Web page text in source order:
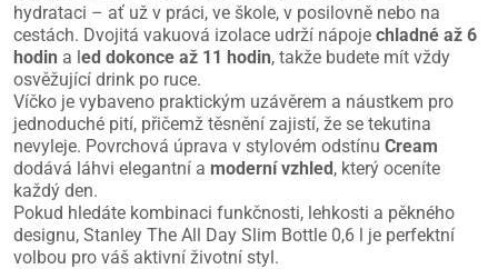
hydrataci – ať už v práci, ve škole, v posilovně nebo na
cestách. Dvojitá vakuová izolace udrží nápoje chladné až 6
hodin a led dokonce až 11 hodin, takže budete mít vždy
osvěžující drink po ruce.
Víčko je vybaveno praktickým uzávěrem a náustkem pro
jednoduché pití, přičemž těsnění zajistí, že se tekutina
nevyleje. Povrchová úprava v stylovém odstínu Cream
dodává láhvi elegantní a moderní vzhled, který oceníte
každý den.
Pokud hledáte kombinaci funkčnosti, lehkosti a pěkného
designu, Stanley The All Day Slim Bottle 0,6 l je perfektní
volbou pro váš aktivní životní styl.